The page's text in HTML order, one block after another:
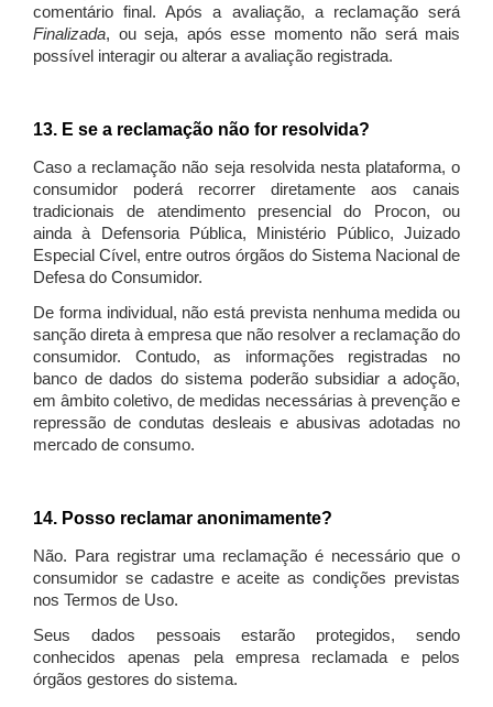
comentário final. Após a avaliação, a reclamação será
Finalizada, ou seja, após esse momento não será mais
possível interagir ou alterar a avaliação registrada.
13. E se a reclamação não for resolvida?
Caso a reclamação não seja resolvida nesta plataforma, o
consumidor poderá recorrer diretamente aos canais
tradicionais de atendimento presencial do Procon, ou
ainda à Defensoria Pública, Ministério Público, Juizado
Especial Cível, entre outros órgãos do Sistema Nacional de
Defesa do Consumidor.
De forma individual, não está prevista nenhuma medida ou
sanção direta à empresa que não resolver a reclamação do
consumidor. Contudo, as informações registradas no
banco de dados do sistema poderão subsidiar a adoção,
em âmbito coletivo, de medidas necessárias à prevenção e
repressão de condutas desleais e abusivas adotadas no
mercado de consumo.
14. Posso reclamar anonimamente?
Não. Para registrar uma reclamação é necessário que o
consumidor se cadastre e aceite as condições previstas
nos Termos de Uso.
Seus dados pessoais estarão protegidos, sendo
conhecidos apenas pela empresa reclamada e pelos
órgãos gestores do sistema.